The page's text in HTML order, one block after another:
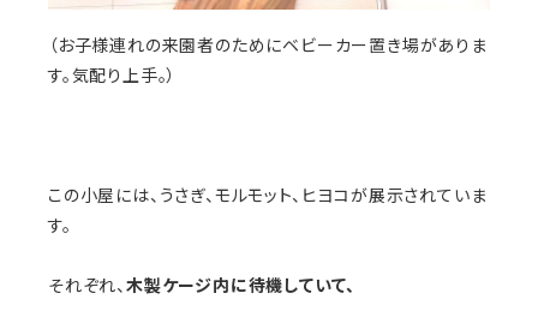
（お子様連れの来園者のためにベビーカー置き場がありま
す。気配り上手。）
この小屋には、うさぎ、モルモット、ヒヨコが展示されていま
す。
それぞれ、 木製ケージ内に待機していて、